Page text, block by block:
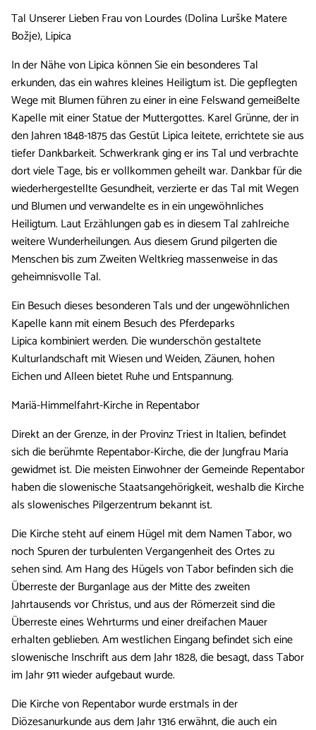
Tal Unserer Lieben Frau von Lourdes (Dolina Lurške Matere
Božje), Lipica
In der Nähe von Lipica können Sie ein besonderes Tal
erkunden, das ein wahres kleines Heiligtum ist. Die gepflegten
Wege mit Blumen führen zu einer in eine Felswand gemeißelte
Kapelle mit einer Statue der Muttergottes. Karel Grünne, der in
den Jahren 1848-1875 das Gestüt Lipica leitete, errichtete sie aus
tiefer Dankbarkeit. Schwerkrank ging er ins Tal und verbrachte
dort viele Tage, bis er vollkommen geheilt war. Dankbar für die
wiederhergestellte Gesundheit, verzierte er das Tal mit Wegen
und Blumen und verwandelte es in ein ungewöhnliches
Heiligtum. Laut Erzählungen gab es in diesem Tal zahlreiche
weitere Wunderheilungen. Aus diesem Grund pilgerten die
Menschen bis zum Zweiten Weltkrieg massenweise in das
geheimnisvolle Tal.
Ein Besuch dieses besonderen Tals und der ungewöhnlichen
Kapelle kann mit einem Besuch des Pferdeparks
Lipica kombiniert werden. Die wunderschön gestaltete
Kulturlandschaft mit Wiesen und Weiden, Zäunen, hohen
Eichen und Alleen bietet Ruhe und Entspannung.
Mariä-Himmelfahrt-Kirche in Repentabor
Direkt an der Grenze, in der Provinz Triest in Italien, befindet
sich die berühmte Repentabor-Kirche, die der Jungfrau Maria
gewidmet ist. Die meisten Einwohner der Gemeinde Repentabor
haben die slowenische Staatsangehörigkeit, weshalb die Kirche
als slowenisches Pilgerzentrum bekannt ist.
Die Kirche steht auf einem Hügel mit dem Namen Tabor, wo
noch Spuren der turbulenten Vergangenheit des Ortes zu
sehen sind. Am Hang des Hügels von Tabor befinden sich die
Überreste der Burganlage aus der Mitte des zweiten
Jahrtausends vor Christus, und aus der Römerzeit sind die
Überreste eines Wehrturms und einer dreifachen Mauer
erhalten geblieben. Am westlichen Eingang befindet sich eine
slowenische Inschrift aus dem Jahr 1828, die besagt, dass Tabor
im Jahr 911 wieder aufgebaut wurde.
Die Kirche von Repentabor wurde erstmals in der
Diözesanurkunde aus dem Jahr 1316 erwähnt, die auch ein